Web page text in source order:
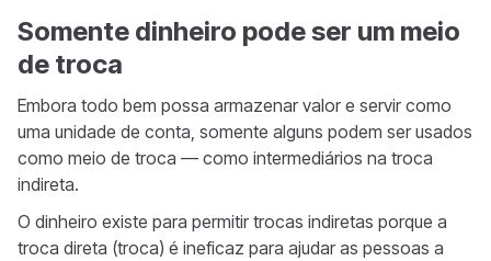
Somente dinheiro pode ser um meio
de troca
Embora todo bem possa armazenar valor e servir como
uma unidade de conta, somente alguns podem ser usados
como meio de troca — como intermediários na troca
indireta.
O dinheiro existe para permitir trocas indiretas porque a
troca direta (troca) é ineficaz para ajudar as pessoas a